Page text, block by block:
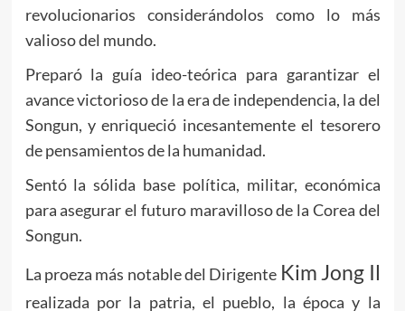
revolucionarios considerándolos como lo más
valioso del mundo.
Preparó la guía ideo-teórica para garantizar el
avance victorioso de la era de independencia, la del
Songun, y enriqueció incesantemente el tesorero
de pensamientos de la humanidad.
Sentó la sólida base política, militar, económica
para asegurar el futuro maravilloso de la Corea del
Songun.
La proeza más notable del Dirigente Kim Jong Il
realizada por la patria, el pueblo, la época y la